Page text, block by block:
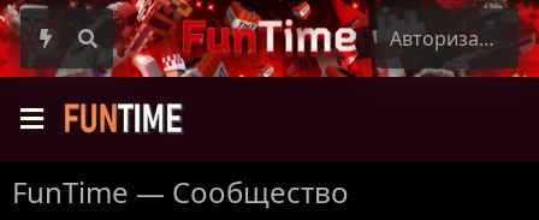
Авторизация
FunTime — Сообщество